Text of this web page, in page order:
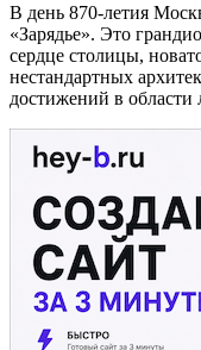
В день 870-летия
«Зарядье». Это
сердце столицы,
нестандартных
достижений в области